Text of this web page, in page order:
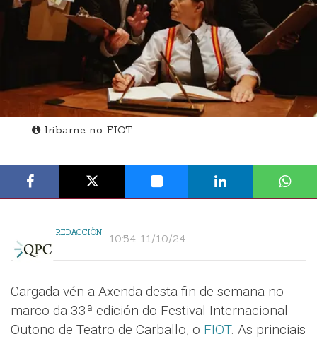
Iribarne no FIOT
REDACCIÓN 10:54 11/10/24
Cargada vén a Axenda desta fin de semana no
marco da 33ª edición do Festival Internacional
Outono de Teatro de Carballo, o FIOT. As princiais